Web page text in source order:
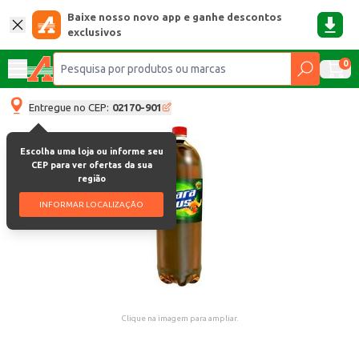
Baixe nosso novo app e ganhe descontos
exclusivos
0
Entregue no CEP: 02170-901
Escolha uma loja ou informe seu
CEP para ver ofertas da sua
região
INFORMAR LOCALIZAÇÃO
Clique na imagem para ampliar.